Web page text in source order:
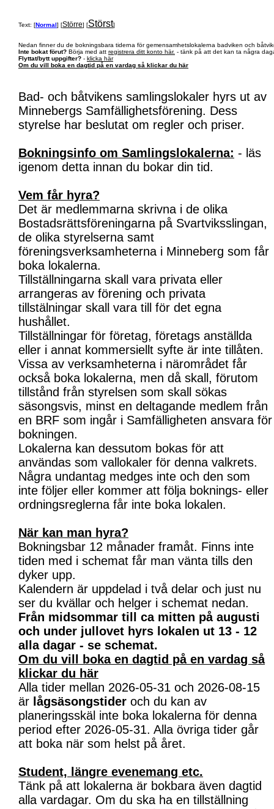
Text: [Normal] [Större] [Störst]
Nedan finner du de bokningsbara tiderna för gemensamhetslokalerna badviken och
Inte bokat förut? Börja med att registrera ditt konto här. - tänk på att det kan ta några
Flyttat/bytt uppgifter? - klicka här
Om du vill boka en dagtid på en vardag så klickar du här
Bad- och båtvikens samlingslokaler hyrs ut av
Minnebergs Samfällighetsförening. Dess
styrelse har beslutat om regler och priser.
Bokningsinfo om Samlingslokalerna: - läs
igenom detta innan du bokar din tid.
Vem får hyra?
Det är medlemmarna skrivna i de olika
Bostadsrättsföreningarna på Svartviksslingan,
de olika styrelserna samt
föreningsverksamheterna i Minneberg som får
boka lokalerna.
Tillställningarna skall vara privata eller
arrangeras av förening och privata
tillstälningar skall vara till för det egna
hushållet.
Tillställningar för företag, företags anställda
eller i annat kommersiellt syfte är inte tillåten.
Vissa av verksamheterna i närområdet får
också boka lokalerna, men då skall, förutom
tillstånd från styrelsen som skall sökas
säsongsvis, minst en deltagande medlem från
en BRF som ingår i Samfälligheten ansvara för
bokningen.
Lokalerna kan dessutom bokas för att
användas som vallokaler för denna valkrets.
Några undantag medges inte och den som
inte följer eller kommer att följa boknings- eller
ordningsreglerna får inte boka lokalen.
När kan man hyra?
Bokningsbar 12 månader framåt. Finns inte
tiden med i schemat får man vänta tills den
dyker upp.
Kalendern är uppdelad i två delar och just nu
ser du kvällar och helger i schemat nedan.
Från midsommar till ca mitten på augusti
och under jullovet hyrs lokalen ut 13 - 12
alla dagar - se schemat.
Om du vill boka en dagtid på en vardag så
klickar du här
Alla tider mellan 2026-05-31 och 2026-08-15
är lågsäsongstider och du kan av
planeringsskäl inte boka lokalerna för denna
period efter 2026-05-31. Alla övriga tider går
att boka när som helst på året.
Student, längre evenemang etc.
Tänk på att lokalerna är bokbara även dagtid
alla vardagar. Om du ska ha en tillställning